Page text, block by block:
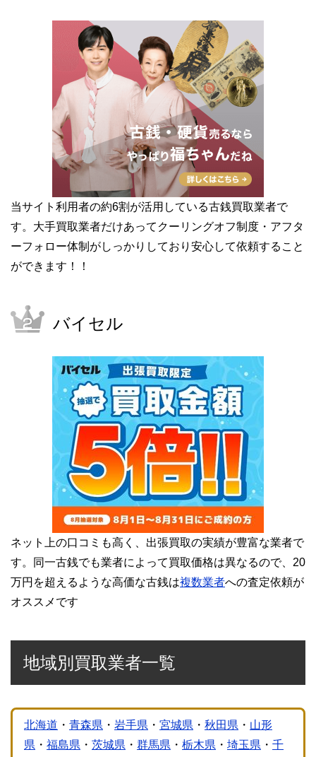
当サイト利用者の約6割が活用している古銭買取業者で
す。大手買取業者だけあってクーリングオフ制度・アフタ
ーフォロー体制がしっかりしており安心して依頼すること
ができます！！
バイセル
ネット上の口コミも高く、出張買取の実績が豊富な業者で
す。同一古銭でも業者によって買取価格は異なるので、20
万円を超えるような高価な古銭は複数業者への査定依頼が
オススメです
地域別買取業者一覧
北海道 ・ 青森県 ・ 岩手県 ・ 宮城県 ・ 秋田県 ・ 山形
県 ・ 福島県 ・ 茨城県 ・ 群馬県 ・ 栃木県 ・ 埼玉県 ・ 千